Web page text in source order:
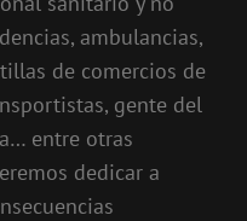
ambulancias,
de comercios de
gente del
entre otras
dedicar a